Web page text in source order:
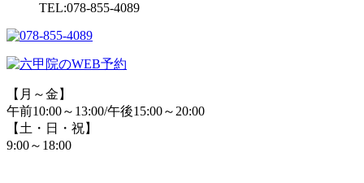
TEL:078-855-4089
【月～金】
午前10:00～13:00/午後15:00～20:00
【土・日・祝】
9:00～18:00